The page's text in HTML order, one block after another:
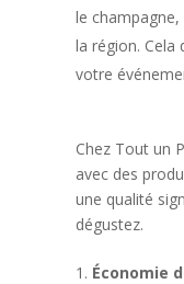
le
la région. Cela
votre
Chez Tout un
avec des
une qualité
dégustez.
Économie